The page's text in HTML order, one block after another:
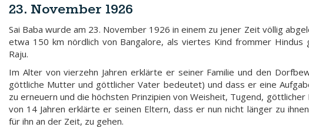
23. November 1926
Sai Baba wurde am 23. November 1926 in einem zu jener Zeit völlig
etwa 150 km nördlich von Bangalore, als viertes Kind frommer Hindus
Raju.
Im Alter von vierzehn Jahren erklärte er seiner Familie und den
göttliche Mutter und göttlicher Vater bedeutet) und dass er eine
zu erneuern und die höchsten Prinzipien von Weisheit, Tugend,
von 14 Jahren erklärte er seinen Eltern, dass er nun nicht länger zu
für ihn an der Zeit, zu gehen.